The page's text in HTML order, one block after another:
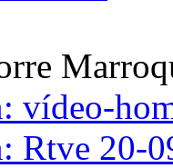
vídeo-
Rtve 20-